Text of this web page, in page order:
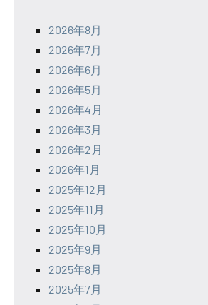
2026年8月
2026年7月
2026年6月
2026年5月
2026年4月
2026年3月
2026年2月
2026年1月
2025年12月
2025年11月
2025年10月
2025年9月
2025年8月
2025年7月